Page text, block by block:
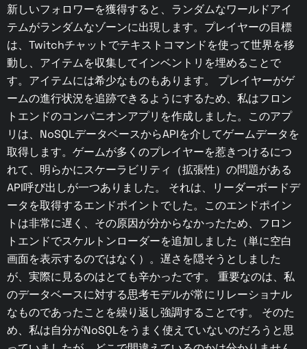
新しいフォロワーを獲得すると、ランダムなワールドアイ
テムがランダムなゾーンに出現します。プレイヤーの目標
は、Twitchチャットでテキストコマンドを使って世界を移
動し、アイテムを収集してインベントリを埋めることで
す。アイテムには希少なものもあります。 プレイヤーがゲ
ームの進行状況を追跡できるようにするため、私はフロン
トエンドのコンパニオンアプリを作成しました。このアプ
リは、NoSQLデータベースからAPIを介してゲームデータを
取得します。ゲームが多くのプレイヤーを惹きつけるにつ
れて、明らかにスケーラビリティ（拡張性）の問題がある
API呼び出しが一つありました。 それは、リーダーボードデ
ータを取得するエンドポイントでした。このエンドポイン
トは非常に遅く、その原因が分からなかったため、フロン
トエンドでスケルトンローダーを追加しました（単に空白
画面を表示するのではなく）。遅さを隠そうとしました
が、実際に見るのはとても辛かったです。 重要なのは、私
のデータベースに対する思考モデルが常にリレーショナル
なものであったことを繰り返し強調することです。 そのた
め、私は自分がNoSQLをうまく使えていないのだろうと思